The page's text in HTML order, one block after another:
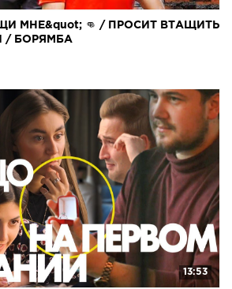
МНЕ&quot; 👊 / ПРОСИТ ВТАЩИТЬ
/ БОРЯМБА
13:53